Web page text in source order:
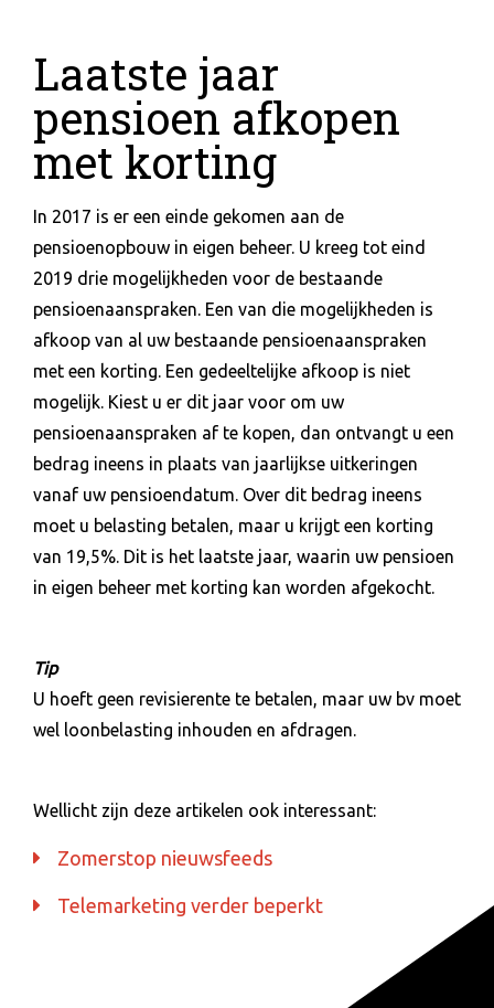
Laatste jaar
pensioen afkopen
met korting
In 2017 is er een einde gekomen aan de
pensioenopbouw in eigen beheer. U kreeg tot eind
2019 drie mogelijkheden voor de bestaande
pensioenaanspraken. Een van die mogelijkheden is
afkoop van al uw bestaande pensioenaanspraken
met een korting. Een gedeeltelijke afkoop is niet
mogelijk. Kiest u er dit jaar voor om uw
pensioenaanspraken af te kopen, dan ontvangt u een
bedrag ineens in plaats van jaarlijkse uitkeringen
vanaf uw pensioendatum. Over dit bedrag ineens
moet u belasting betalen, maar u krijgt een korting
van 19,5%. Dit is het laatste jaar, waarin uw pensioen
in eigen beheer met korting kan worden afgekocht.
Tip
U hoeft geen revisierente te betalen, maar uw bv moet
wel loonbelasting inhouden en afdragen.
Wellicht zijn deze artikelen ook interessant:
Zomerstop nieuwsfeeds
Telemarketing verder beperkt